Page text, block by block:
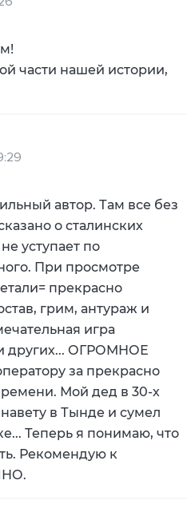
части нашей истории,
автор. Там все без
о сталинских
уступает по
При просмотре
прекрасно
грим, антураж и
игра
других... ОГРОМНОЕ
за прекрасно
Мой дед в 30-х
в Тынде и сумел
Теперь я понимаю, что
Рекомендую к